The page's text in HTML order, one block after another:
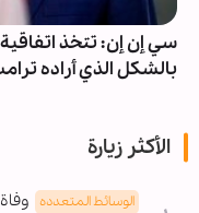
سي إن إن: تتخذ
بالشكل الذي أراده
الأكثر زيارة
الوسائط المتعدده